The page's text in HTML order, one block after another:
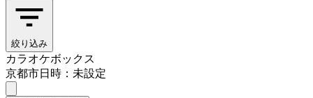
絞り込み
カラオケボックス
京都市日時：未設定